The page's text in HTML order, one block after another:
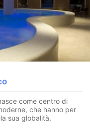
come centro di
che hanno per
sua globalità.